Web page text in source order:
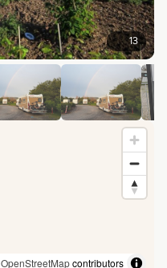
13
OpenStreetMapcontributors